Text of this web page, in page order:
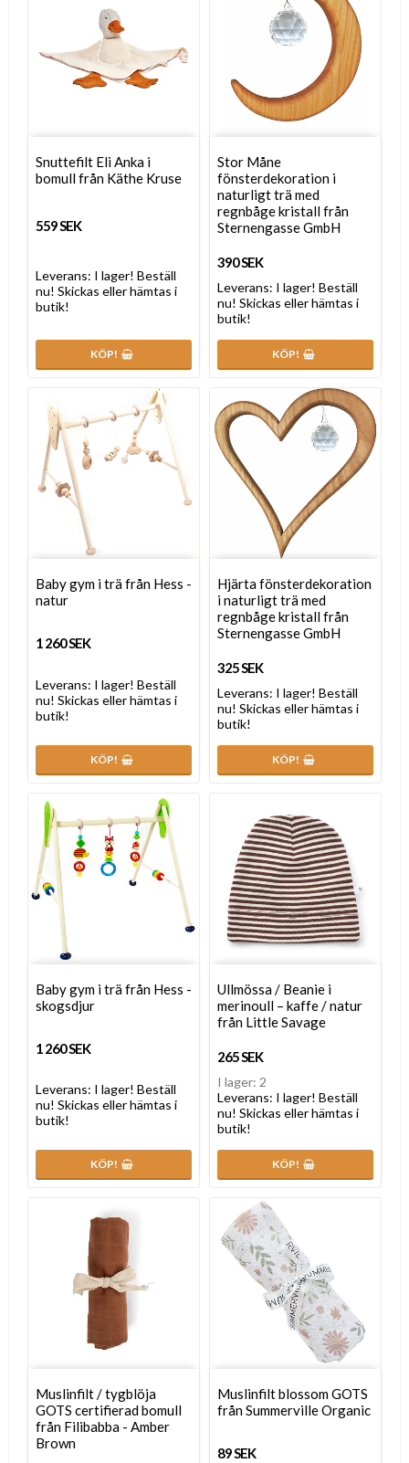
Snuttefilt Eli Anka i
bomull från Käthe Kruse
559 SEK
Leverans: I lager! Beställ
nu! Skickas eller hämtas i
butik!
KÖP!
Stor Måne
fönsterdekoration i
naturligt trä med
regnbåge kristall från
Sternengasse GmbH
390 SEK
Leverans: I lager! Beställ
nu! Skickas eller hämtas i
butik!
KÖP!
Baby gym i trä från Hess -
natur
1 260 SEK
Leverans: I lager! Beställ
nu! Skickas eller hämtas i
butik!
KÖP!
Hjärta fönsterdekoration
i naturligt trä med
regnbåge kristall från
Sternengasse GmbH
325 SEK
Leverans: I lager! Beställ
nu! Skickas eller hämtas i
butik!
KÖP!
Baby gym i trä från Hess -
skogsdjur
1 260 SEK
Leverans: I lager! Beställ
nu! Skickas eller hämtas i
butik!
KÖP!
Ullmössa / Beanie i
merinoull – kaffe / natur
från Little Savage
265 SEK
I lager: 2
Leverans: I lager! Beställ
nu! Skickas eller hämtas i
butik!
KÖP!
Muslinfilt / tygblöja
GOTS certifierad bomull
från Filibabba - Amber
Brown
Muslinfilt blossom GOTS
från Summerville Organic
89 SEK